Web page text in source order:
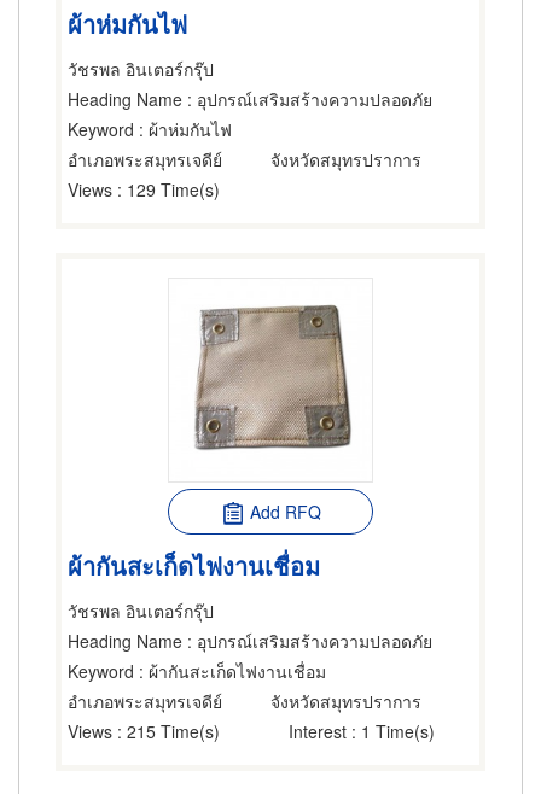
ผ้าห่มกันไฟ
วัชรพล อินเตอร์กรุ๊ป
Heading Name : อุปกรณ์เสริมสร้างความปลอดภัย
Keyword : ผ้าห่มกันไฟ
อำเภอพระสมุทรเจดีย์
จังหวัดสมุทรปราการ
Views : 129 Time(s)
Add RFQ
ผ้ากันสะเก็ดไฟงานเชื่อม
วัชรพล อินเตอร์กรุ๊ป
Heading Name : อุปกรณ์เสริมสร้างความปลอดภัย
Keyword : ผ้ากันสะเก็ดไฟงานเชื่อม
อำเภอพระสมุทรเจดีย์
จังหวัดสมุทรปราการ
Views : 215 Time(s) Interest : 1 Time(s)